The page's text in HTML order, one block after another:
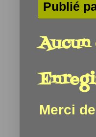
Publié
Merci